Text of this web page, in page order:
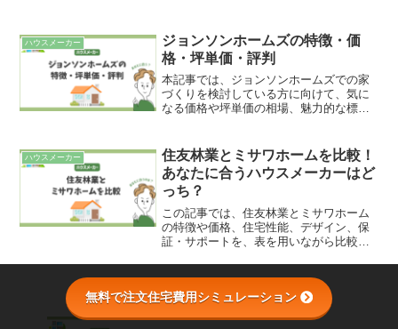
ていますので参考にしてみて下さい。
ハウスメーカー
ジョンソンホームズの特徴・価
格・坪単価・評判
本記事では、ジョンソンホームズでの家
づくりを検討している方に向けて、気に
なる価格や坪単価の相場、魅力的な標準
を詳しく解説します。
ハウスメーカー
住友林業とミサワホームを比較！
あなたに合うハウスメーカーはど
っち？
この記事では、住友林業とミサワホーム
の特徴や価格、住宅性能、デザイン、保
証・サポートを、表を用いながら比較し
は、ぜひ参考にしてください。
無料で注文住宅費用シミュレーション